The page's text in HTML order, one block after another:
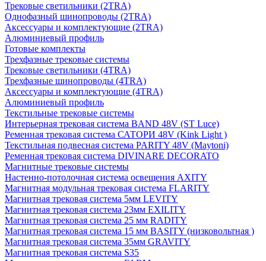
Трековые светильники (2TRA)
Однофазный шинопроводы (2TRA)
Аксессуары и комплектующие (2TRA)
Алюминиевый профиль
Готовые комплекты
Трехфазные трековые системы
Трековые светильники (4TRA)
Трехфазные шинопроводы (4TRA)
Аксессуары и комплектующие (4TRA)
Алюминиевый профиль
Текстильные трековые системы
Интерьерная трековая система BAND 48V (ST Luce)
Ременная трековая система САТОРИ 48V (Kink Light )
Текстильная подвесная система PARITY 48V (Maytoni)
Ременная трековая система DIVINARE DECORATO
Магнитные трековые системы
Настенно-потолочная система освещения AXITY
Магнитная модульная трековая система FLARITY
Магнитная трековая система 5мм LEVITY
Магнитная трековая система 23мм EXILITY
Магнитная трековая система 25 мм RADITY
Магнитная трековая система 15 мм BASITY (низковольтная )
Магнитная трековая система 35мм GRAVITY
Магнитная трековая система S35